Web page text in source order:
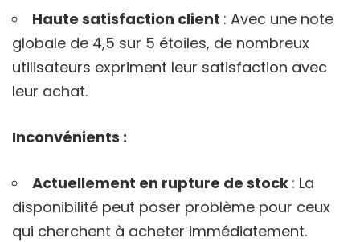
Haute satisfaction client : Avec une note
globale de 4,5 sur 5 étoiles, de nombreux
utilisateurs expriment leur satisfaction avec
leur achat.
Inconvénients :
Actuellement en rupture de stock : La
disponibilité peut poser problème pour ceux
qui cherchent à acheter immédiatement.